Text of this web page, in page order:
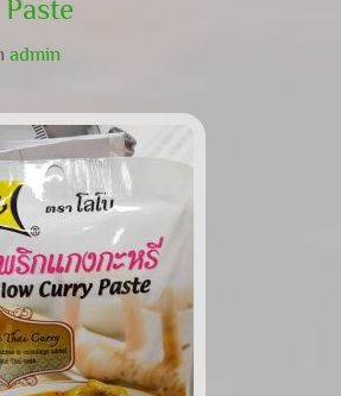
admin